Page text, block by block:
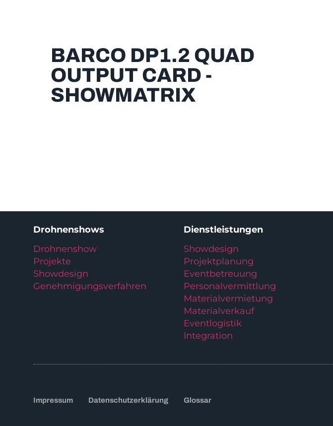
BARCO DP1.2 QUAD
OUTPUT CARD -
SHOWMATRIX
Drohnenshows
Drohnenshow
Projekte
Showdesign
Genehmigungsverfahren
Dienstleistungen
Showdesign
Projektplanung
Eventbetreuung
Personalvermittlung
Materialvermietung
Materialverkauf
Eventlogistik
Integration
Impressum Datenschutzerklärung Glossar